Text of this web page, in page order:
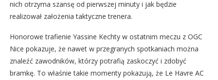
nich otrzyma szansę od pierwszej minuty i jak będzie
realizował założenia taktyczne trenera.
Honorowe trafienie Yassine Kechty w ostatnim meczu z OGC
Nice pokazuje, że nawet w przegranych spotkaniach można
znaleźć zawodników, którzy potrafią zaskoczyć i zdobyć
bramkę. To właśnie takie momenty pokazują, że Le Havre AC